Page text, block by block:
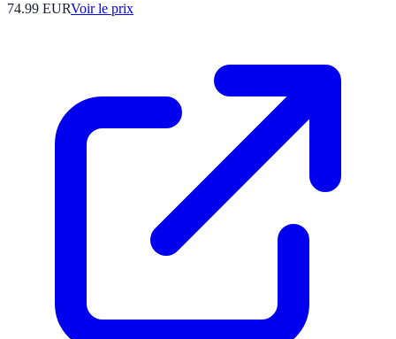
74.99 EURVoir le prix